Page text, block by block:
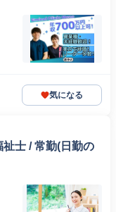
気になる
士 / 常勤(日勤の